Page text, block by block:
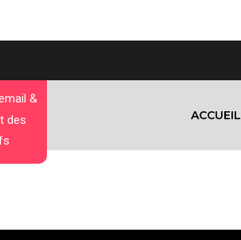
ACCUEIL
&
des